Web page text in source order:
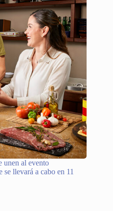
unen al evento
llevará a cabo en 11